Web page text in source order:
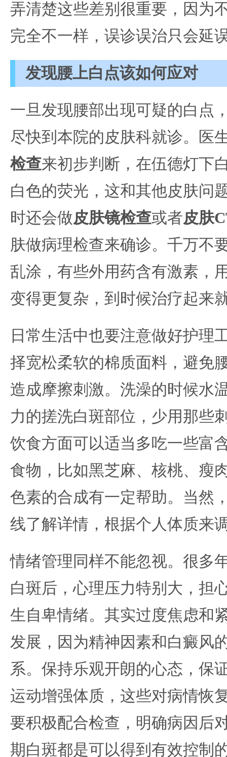
弄清楚这些差别很重要，因为
完全不一样，误诊误治只会延
发现腰上白点该如何应对
一旦发现腰部出现可疑的白点
尽快到本院的皮肤科就诊。医
检查来初步判断，在伍德灯下
白色的荧光，这和其他皮肤问
时还会做皮肤镜检查或者皮肤
肤做病理检查来确诊。千万不
乱涂，有些外用药含有激素，
变得更复杂，到时候治疗起来
日常生活中也要注意做好护理
择宽松柔软的棉质面料，避免
造成摩擦刺激。洗澡的时候水
力的搓洗白斑部位，少用那些
饮食方面可以适当多吃一些富
食物，比如黑芝麻、核桃、瘦
色素的合成有一定帮助。当然
线了解详情，根据个人体质来
情绪管理同样不能忽视。很多
白斑后，心理压力特别大，担
生自卑情绪。其实过度焦虑和
发展，因为精神因素和白癜风
系。保持乐观开朗的心态，保
运动增强体质，这些对病情恢
要积极配合检查，明确病因后
期白斑都是可以得到有效控制